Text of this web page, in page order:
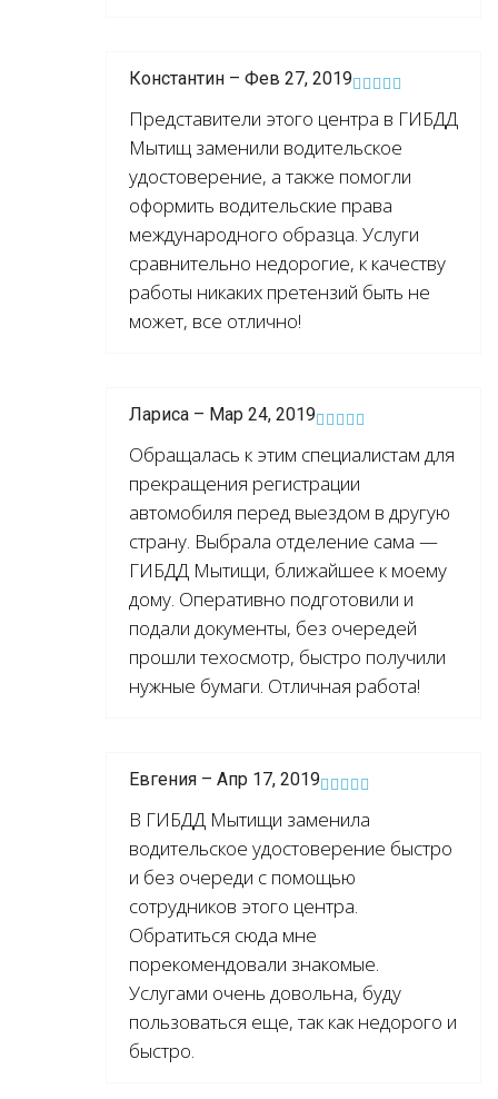
Константин – Фев 27, 2019
Представители этого центра в ГИБДД
Мытищ заменили водительское
удостоверение, а также помогли
оформить водительские права
международного образца. Услуги
сравнительно недорогие, к качеству
работы никаких претензий быть не
может, все отлично!
Лариса – Мар 24, 2019
Обращалась к этим специалистам для
прекращения регистрации
автомобиля перед выездом в другую
страну. Выбрала отделение сама —
ГИБДД Мытищи, ближайшее к моему
дому. Оперативно подготовили и
подали документы, без очередей
прошли техосмотр, быстро получили
нужные бумаги. Отличная работа!
Евгения – Апр 17, 2019
В ГИБДД Мытищи заменила
водительское удостоверение быстро
и без очереди с помощью
сотрудников этого центра.
Обратиться сюда мне
порекомендовали знакомые.
Услугами очень довольна, буду
пользоваться еще, так как недорого и
быстро.